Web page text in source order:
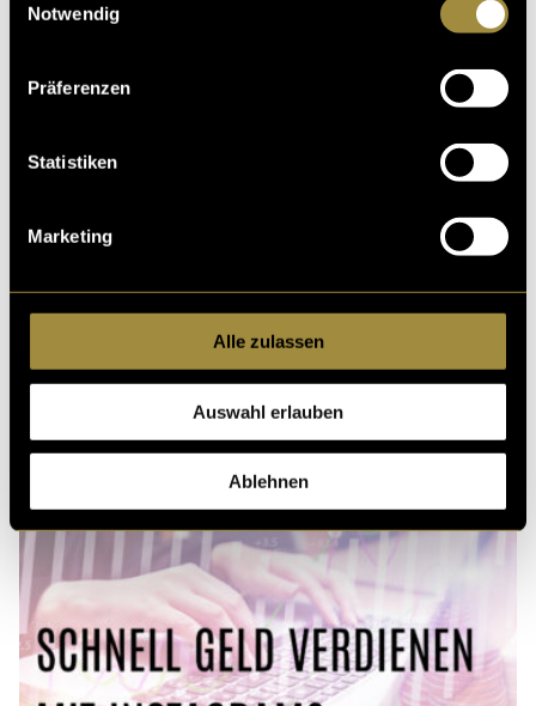
Notwendig
Präferenzen
Statistiken
Marketing
Alle zulassen
Auswahl erlauben
Ablehnen